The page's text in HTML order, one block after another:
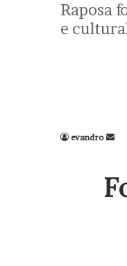
Raposa
e
evandro